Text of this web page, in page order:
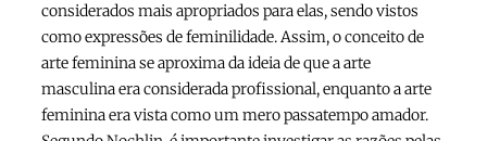
considerados mais apropriados para elas, sendo vistos
como expressões de feminilidade. Assim, o conceito de
arte feminina se aproxima da ideia de que a arte
masculina era considerada profissional, enquanto a arte
feminina era vista como um mero passatempo amador.